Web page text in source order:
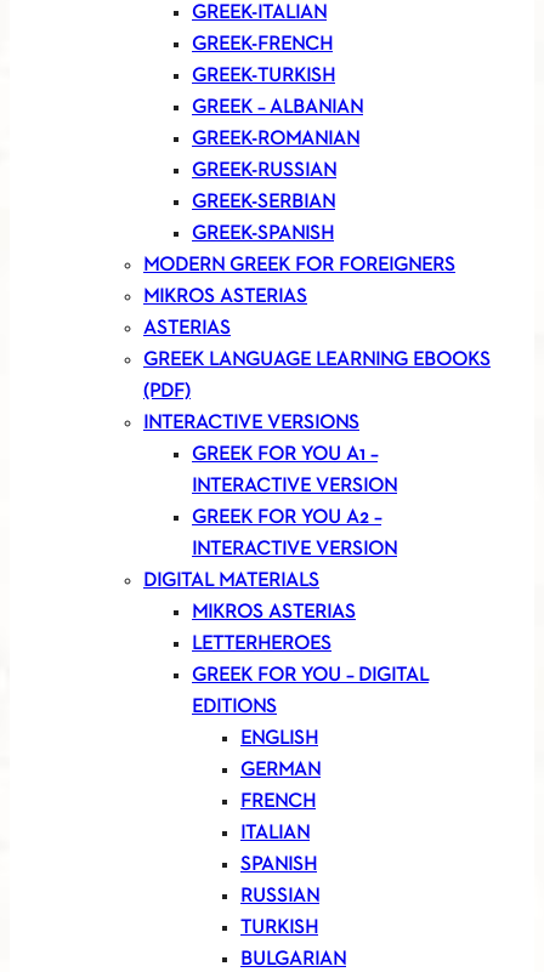
GREEK-ITALIAN
GREEK-FRENCH
GREEK-TURKISH
GREEK – ALBANIAN
GREEK-ROMANIAN
GREEK-RUSSIAN
GREEK-SERBIAN
GREEK-SPANISH
MODERN GREEK FOR FOREIGNERS
MIKROS ASTERIAS
ASTERIAS
GREEK LANGUAGE LEARNING EBOOKS
(PDF)
INTERACTIVE VERSIONS
GREEK FOR YOU A1 –
INTERACTIVE VERSION
GREEK FOR YOU A2 –
INTERACTIVE VERSION
DIGITAL MATERIALS
MIKROS ASTERIAS
LETTERHEROES
GREEK FOR YOU – DIGITAL
EDITIONS
ENGLISH
GERMAN
FRENCH
ITALIAN
SPANISH
RUSSIAN
TURKISH
BULGARIAN